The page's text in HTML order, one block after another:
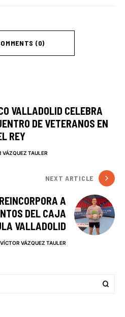
(0)
VALLADOLID CELEBRA
DE VETERANOS EN
REY
VÁZQUEZ TAULER
NEXT ARTICLE
A
DEL CAJA
VALLADOLID
VÍCTOR VÁZQUEZ TAULER